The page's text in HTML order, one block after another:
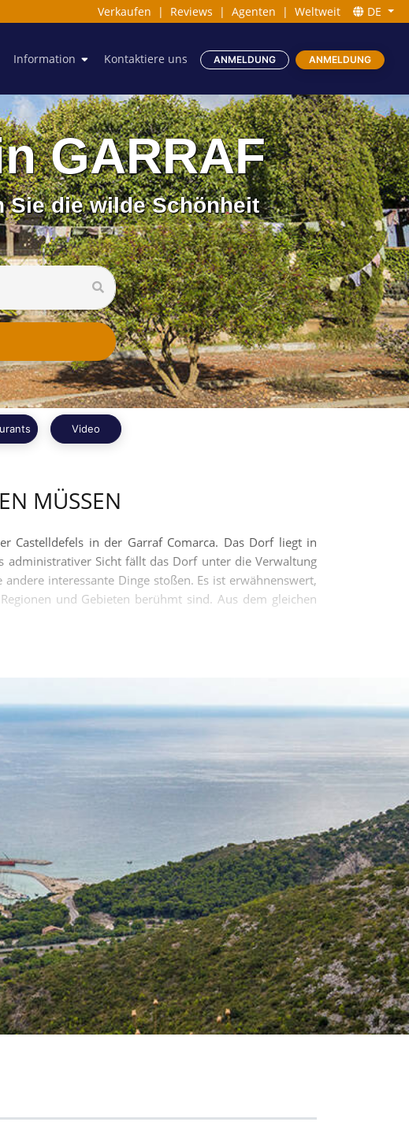
Verkaufen | Reviews | Agenten | Weltweit DE
Information Kontaktiere uns ANMELDUNG ANMELDUNG
GARRAF
Sie die wilde Schönheit
Video
MÜSSEN
Castelldefels in der Garraf Comarca. Das Dorf liegt in
administrativer Sicht fällt das Dorf unter die Verwaltung
interessante Dinge stoßen. Es ist erwähnenswert,
und Gebieten berühmt sind. Aus dem gleichen